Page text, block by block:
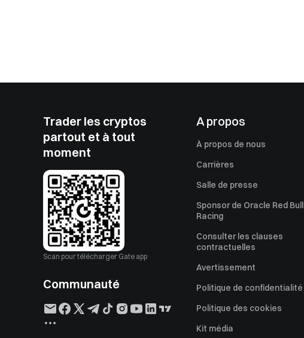
Trader les cryptos
partout et à tout
moment
Scan pour télécharger Gate app
Communauté
A propos
À propos de nous
Carrières
Salle de presse
Sponsor de Oracle Red Bull
Racing
Consulter les clauses
contractuelles
Avertissement
Politique de confidentialité
Politique des cookies
Kit média